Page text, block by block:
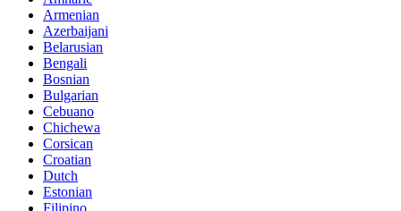
Armenian
Azerbaijani
Belarusian
Bengali
Bosnian
Bulgarian
Cebuano
Chichewa
Corsican
Croatian
Dutch
Estonian